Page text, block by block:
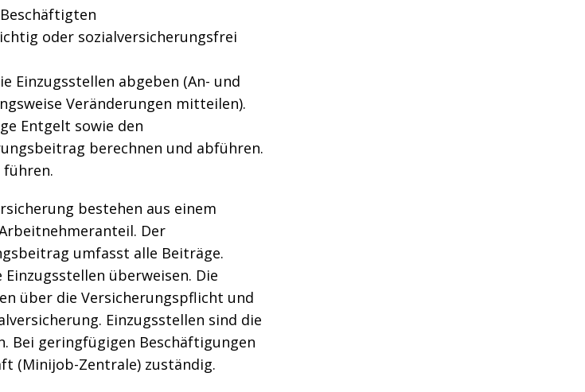
oder sozialversicherungsfrei
Einzugsstellen abgeben (An- und
Veränderungen mitteilen).
Entgelt sowie den
berechnen und abführen.
bestehen aus einem
Der
umfasst alle Beiträge.
Einzugsstellen überweisen. Die
über die Versicherungspflicht und
Einzugsstellen sind die
Bei geringfügigen Beschäftigungen
(Minijob-Zentrale) zuständig.